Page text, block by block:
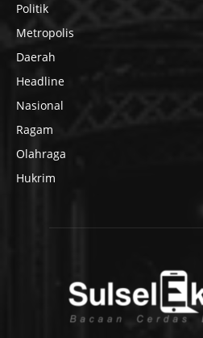
Politik
Metropolis
Daerah
Headline
Nasional
Ragam
Olahraga
Hukrim